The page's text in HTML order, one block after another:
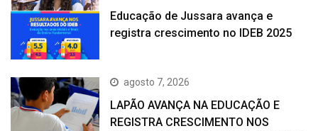
Educação de Jussara avança e
registra crescimento no IDEB 2025
agosto 7, 2026
LAPÃO AVANÇA NA EDUCAÇÃO E
REGISTRA CRESCIMENTO NOS